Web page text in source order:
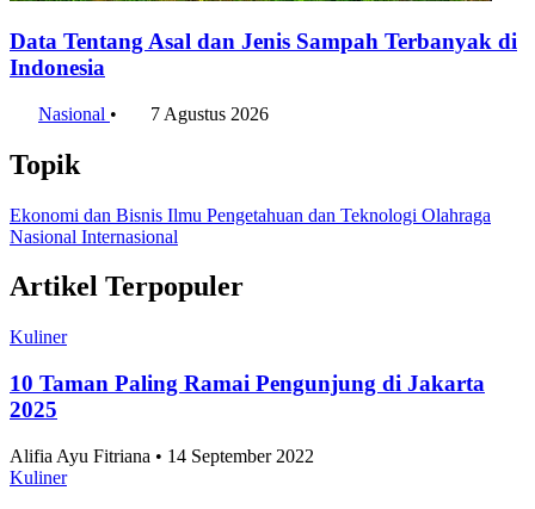
Data Tentang Asal dan Jenis Sampah Terbanyak di
Indonesia
Nasional • 7 Agustus 2026
Topik
Ekonomi dan Bisnis Ilmu Pengetahuan dan Teknologi Olahraga
Nasional Internasional
Artikel Terpopuler
Kuliner
10 Taman Paling Ramai Pengunjung di Jakarta
2025
Alifia Ayu Fitriana • 14 September 2022
Kuliner